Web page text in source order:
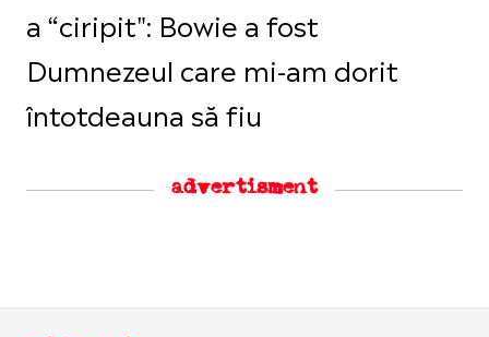
a “ciripit": Bowie a fost
Dumnezeul care mi-am dorit
întotdeauna să fiu
advertisment